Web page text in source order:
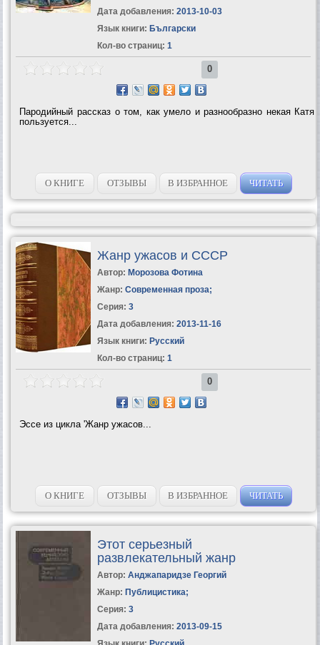
Дата добавления: 2013-10-03
Язык книги: Български
Кол-во страниц: 1
0
Пародийный рассказ о том, как умело и разнообразно некая Катя
пользуется...
О КНИГЕ ОТЗЫВЫ В ИЗБРАННОЕ ЧИТАТЬ
Жанр ужасов и СССР
Автор: Морозова Фотина
Жанр: Современная проза;
Серия: 3
Дата добавления: 2013-11-16
Язык книги: Русский
Кол-во страниц: 1
0
Эссе из цикла 'Жанр ужасов...
О КНИГЕ ОТЗЫВЫ В ИЗБРАННОЕ ЧИТАТЬ
Этот серьезный
развлекательный жанр
Автор: Анджапаридзе Георгий
Жанр: Публицистика;
Серия: 3
Дата добавления: 2013-09-15